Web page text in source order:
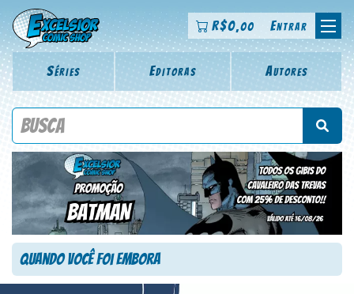
R$0,00 Entrar
Séries Editoras Autores
Procure por título da revista, personagem, série, escritor,
Quando Você foi Embora